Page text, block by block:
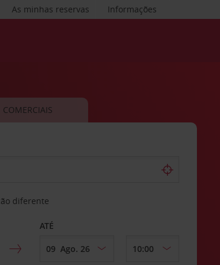
Informações
As minhas reservas
COMERCIAIS
diferente
ATÉ